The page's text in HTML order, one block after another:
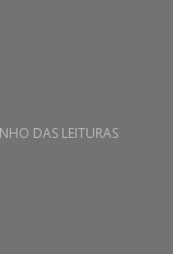
DAS LEITURAS